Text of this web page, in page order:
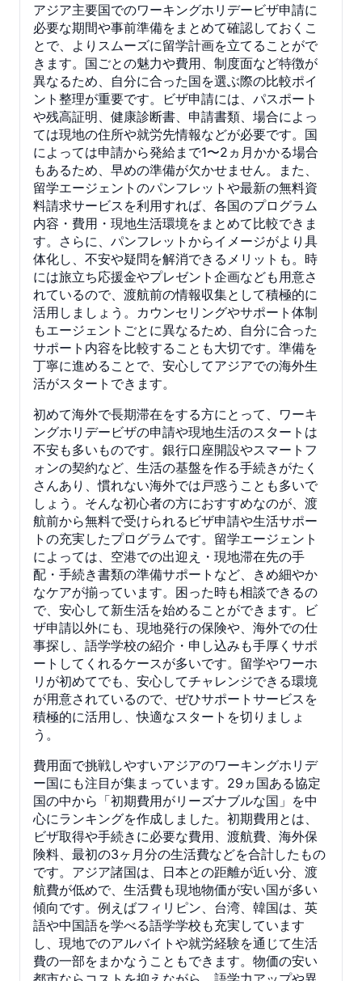
アジア主要国でのワーキングホリデービザ申請に
必要な期間や事前準備をまとめて確認しておくこ
とで、よりスムーズに留学計画を立てることがで
きます。国ごとの魅力や費用、制度面など特徴が
異なるため、自分に合った国を選ぶ際の比較ポイ
ント整理が重要です。ビザ申請には、パスポート
や残高証明、健康診断書、申請書類、場合によっ
ては現地の住所や就労先情報などが必要です。国
によっては申請から発給まで1〜2ヵ月かかる場合
もあるため、早めの準備が欠かせません。また、
留学エージェントのパンフレットや最新の無料資
料請求サービスを利用すれば、各国のプログラム
内容・費用・現地生活環境をまとめて比較できま
す。さらに、パンフレットからイメージがより具
体化し、不安や疑問を解消できるメリットも。時
には旅立ち応援金やプレゼント企画なども用意さ
れているので、渡航前の情報収集として積極的に
活用しましょう。カウンセリングやサポート体制
もエージェントごとに異なるため、自分に合った
サポート内容を比較することも大切です。準備を
丁寧に進めることで、安心してアジアでの海外生
活がスタートできます。
初めて海外で長期滞在をする方にとって、ワーキ
ングホリデービザの申請や現地生活のスタートは
不安も多いものです。銀行口座開設やスマートフ
ォンの契約など、生活の基盤を作る手続きがたく
さんあり、慣れない海外では戸惑うことも多いで
しょう。そんな初心者の方におすすめなのが、渡
航前から無料で受けられるビザ申請や生活サポー
トの充実したプログラムです。留学エージェント
によっては、空港での出迎え・現地滞在先の手
配・手続き書類の準備サポートなど、きめ細やか
なケアが揃っています。困った時も相談できるの
で、安心して新生活を始めることができます。ビ
ザ申請以外にも、現地発行の保険や、海外での仕
事探し、語学学校の紹介・申し込みも手厚くサポ
ートしてくれるケースが多いです。留学やワーホ
リが初めてでも、安心してチャレンジできる環境
が用意されているので、ぜひサポートサービスを
積極的に活用し、快適なスタートを切りましょ
う。
費用面で挑戦しやすいアジアのワーキングホリデ
ー国にも注目が集まっています。29ヵ国ある協定
国の中から「初期費用がリーズナブルな国」を中
心にランキングを作成しました。初期費用とは、
ビザ取得や手続きに必要な費用、渡航費、海外保
険料、最初の3ヶ月分の生活費などを合計したもの
です。アジア諸国は、日本との距離が近い分、渡
航費が低めで、生活費も現地物価が安い国が多い
傾向です。例えばフィリピン、台湾、韓国は、英
語や中国語を学べる語学学校も充実しています
し、現地でのアルバイトや就労経験を通じて生活
費の一部をまかなうこともできます。物価の安い